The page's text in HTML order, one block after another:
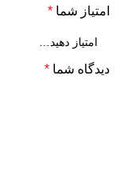
امتیاز شما *
دیدگاه شما *